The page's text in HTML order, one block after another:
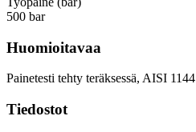
500 bar
Huomioitavaa
Painetesti tehty teräksessä, AISI 1144
Tiedostot